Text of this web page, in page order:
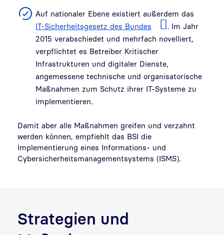
Auf nationaler Ebene existiert außerdem das
IT-Sicherheitsgesetz des Bundes
. Im Jahr
2015 verabschiedet und mehrfach novelliert,
verpflichtet es Betreiber Kritischer
Infrastrukturen und digitaler Dienste,
angemessene technische und organisatorische
Maßnahmen zum Schutz ihrer IT-Systeme zu
implementieren.
Damit aber alle Maßnahmen greifen und verzahnt
werden können, empfiehlt das BSI die
Implementierung eines Informations- und
Cybersicherheitsmanagementsystems (ISMS).
Strategien und